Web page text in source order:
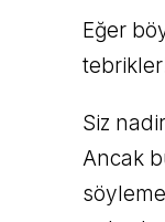
Eğer
Siz
Ancak